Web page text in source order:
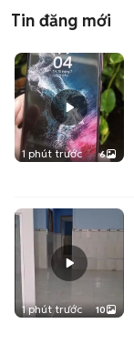
Tin đăng mới
1 phút trước 6
1 phút trước 10